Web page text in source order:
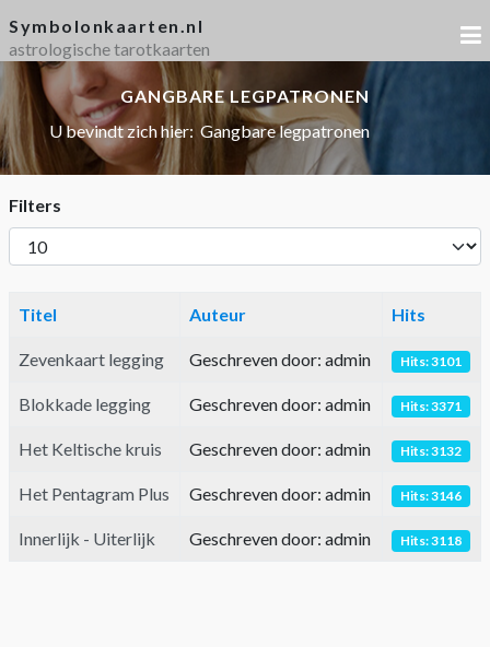
Symbolonkaarten.nl
astrologische tarotkaarten
GANGBARE LEGPATRONEN
U bevindt zich hier: Gangbare legpatronen
Filters
Toon
#
Titel Auteur Hits
Zevenkaart legging Geschreven door: admin Hits: 3101
Blokkade legging Geschreven door: admin Hits: 3371
Het Keltische kruis Geschreven door: admin Hits: 3132
Het Pentagram Plus Geschreven door: admin Hits: 3146
Innerlijk - Uiterlijk Geschreven door: admin Hits: 3118